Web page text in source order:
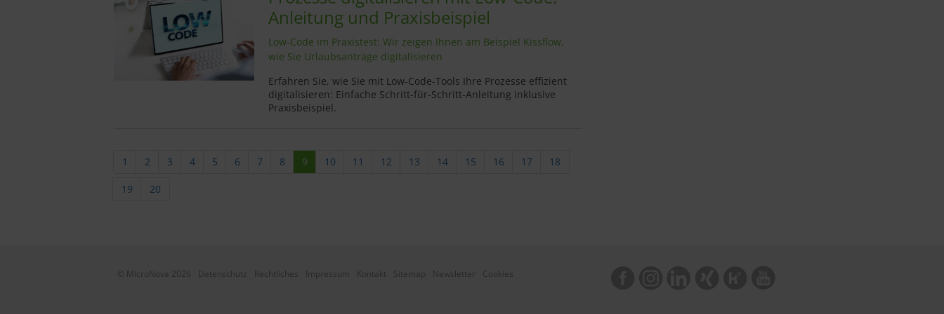
Anleitung und Praxisbeispiel
Low-Code im Praxistest: Wir zeigen Ihnen am Beispiel Kissflow,
wie Sie Urlaubsanträge digitalisieren
Erfahren Sie, wie Sie mit Low-Code-Tools Ihre Prozesse effizient
digitalisieren: Einfache Schritt-für-Schritt-Anleitung inklusive
Praxisbeispiel.
1 2 3 4 5 6 7 8 9 10 11 12 13 14 15 16 17 18
19 20
© MicroNova 2026 Datenschutz Rechtliches Impressum Kontakt Sitemap Newsletter Cookies